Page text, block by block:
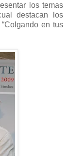
los temas
destacan los
en tus